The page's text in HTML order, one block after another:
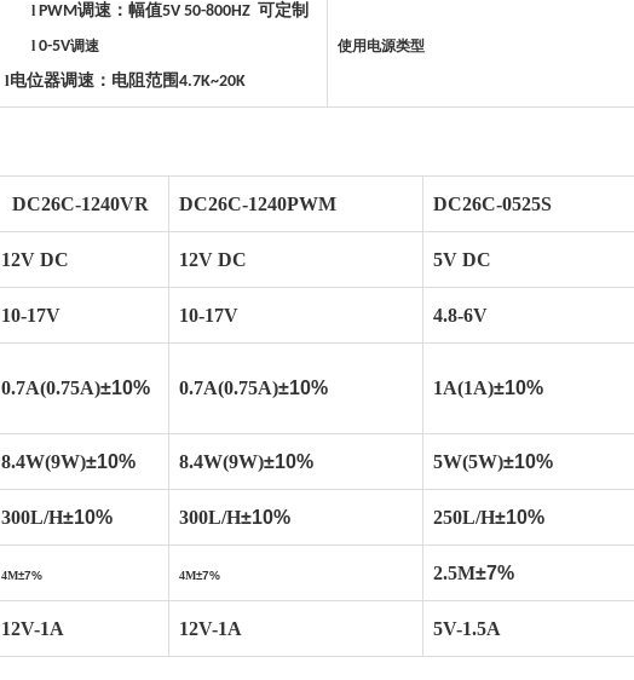
l PWM调速：幅值5V 50-800HZ 可定制
l 0-5V调速
l 电位器调速：电阻范围 4.7K~20K
使用电源类型
DC26C-1240VR DC26C-1240PWM DC26C-0525S
12V DC 12V DC 5V DC
10-17V 10-17V 4.8-6V
0.7A(0.75A)±10% 0.7A(0.75A)±10% 1A(1A)±10%
8.4W(9W)±10% 8.4W(9W)±10% 5W(5W)±10%
300L/H±10% 300L/H±10% 250L/H±10%
4M±7% 4M±7% 2.5M±7%
12V-1A 12V-1A 5V-1.5A